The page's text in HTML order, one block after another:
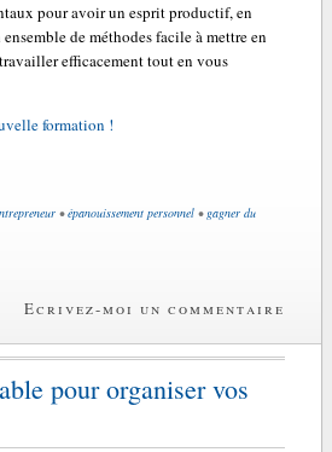
pour avoir un esprit productif, en
de méthodes facile à mettre en
efficacement tout en vous
formation !
•épanouissement personnel •gagner du
Ecrivez-moi un commentaire
pour organiser vos